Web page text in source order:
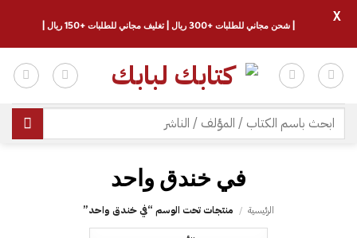
للمحتوى
البحث
عن:
في خندق واحد
الرئيسية / منتجات تحت الوسم “في خندق واحد”
| شحن مجاني للطلبات +300 ريال | تغليف مجاني للطلبات +150 ريال |
X